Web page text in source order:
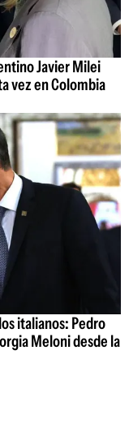
Javier Milei
vez en Colombia
italianos: Pedro
Meloni desde la